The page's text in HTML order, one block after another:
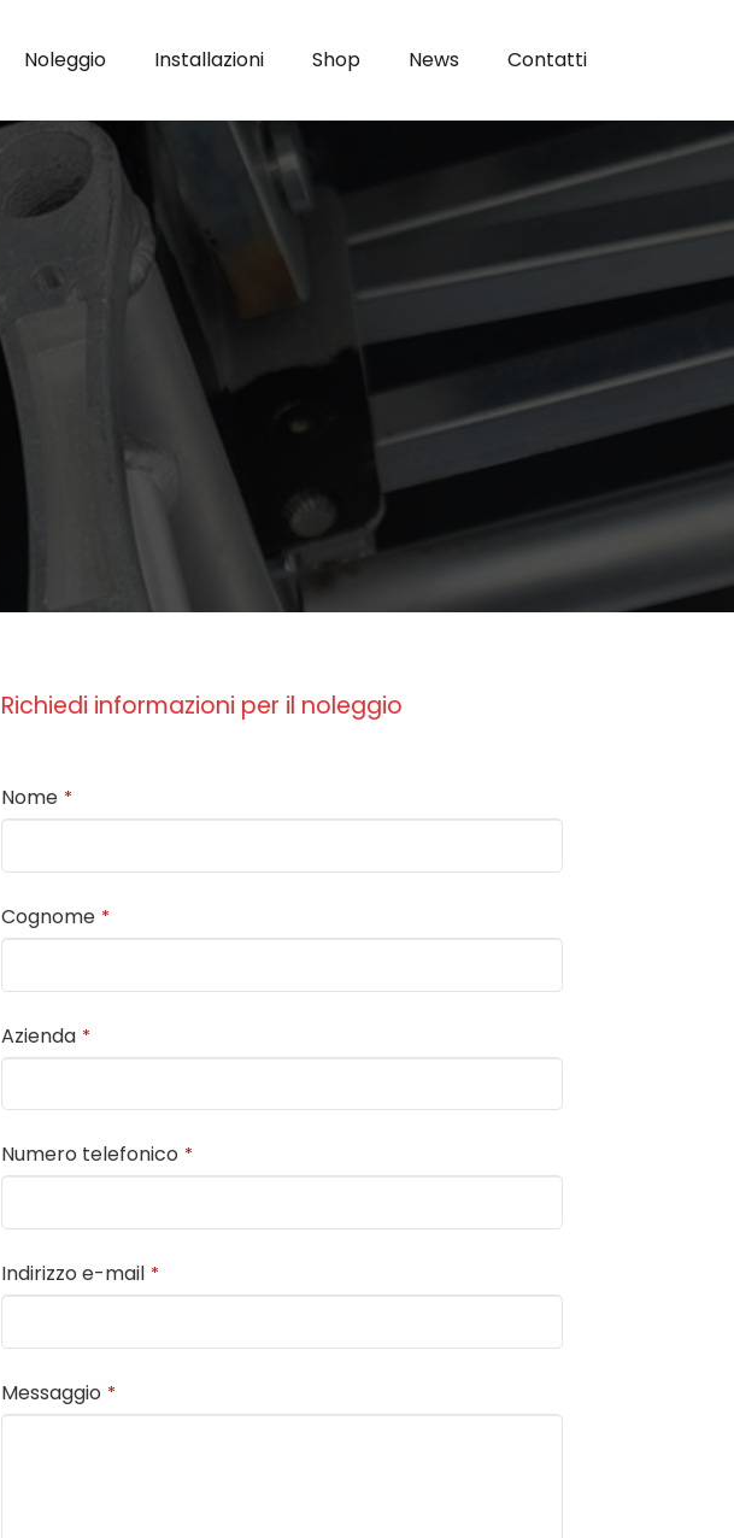
Noleggio Installazioni Shop News Contatti
Richiedi informazioni per il noleggio
Nome *
Cognome *
Azienda *
Numero telefonico *
Indirizzo e-mail *
Messaggio *